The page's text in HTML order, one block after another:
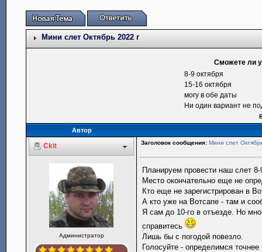
Мини слет Октябрь 2022 г
Сможете ли
8-9 октября
15-16 октября
могу в обе даты
Ни один вариант не
Автор
Ckit Заголовок сообщения: Мини слет
Администратор
Планируем провести наш слет 8-
Место окончательно еще не
Кто еще не зарегистрирован в
А кто уже на Вотсапе - там и
Я сам до 10-го в отъезде. Но
справитесь
Лишь бы с погодой повезло.
Голосуйте - определимся точнее